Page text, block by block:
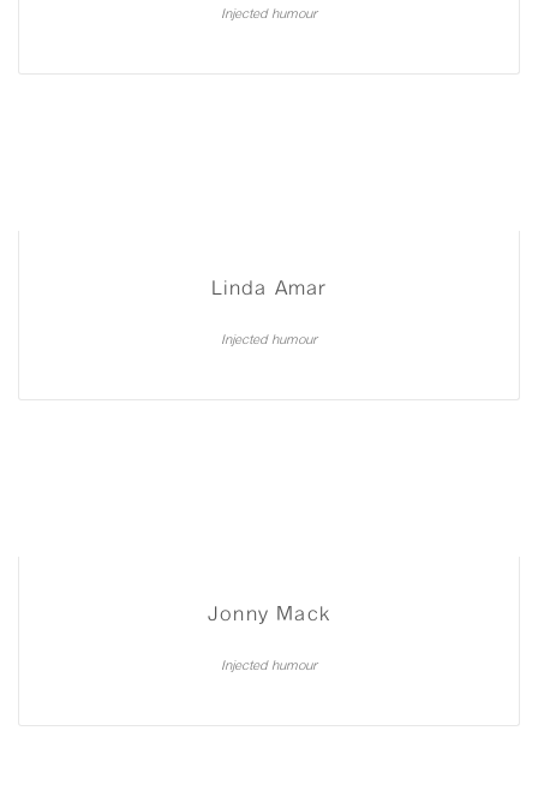
Injected humour
Linda Amar
Injected humour
Jonny Mack
Injected humour